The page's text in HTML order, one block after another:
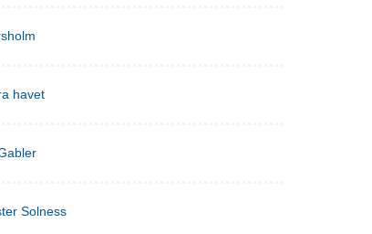
havet
Solness